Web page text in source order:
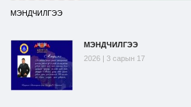
МЭНДЧИЛГЭЭ
МЭНДЧИЛГЭЭ
2026 | 3 сарын 17